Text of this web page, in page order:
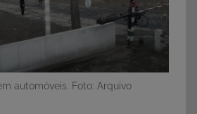
automóveis. Foto: Arquivo